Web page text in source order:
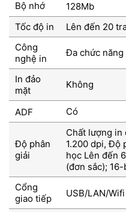
Bộ nhớ
128Mb
Tốc độ in
Lên đến 20
Công
nghệ in
Đa chức năng
In đảo
mặt
Không
ADF Có
Độ phân
giải
Chất lượng in
1.200 dpi, Độ
học Lên đến
(đơn sắc);
Cổng
giao tiếp
USB/LAN/Wifi